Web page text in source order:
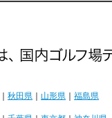
秋田県 山形県 福島県